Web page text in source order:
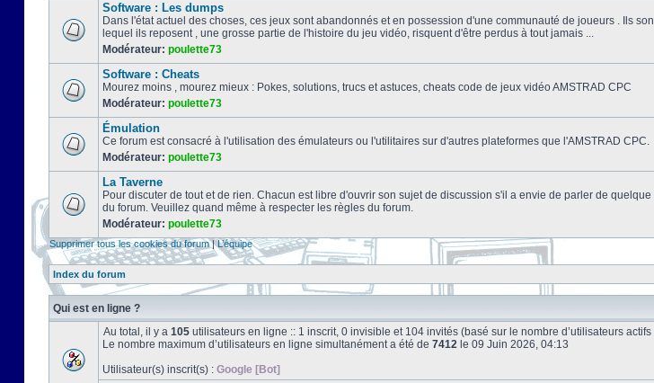
Software : Les dumps
Dans l'état actuel des choses, ces jeux sont abandonnés et en possession d'une communauté de joueurs . Ils
lequel ils reposent , une grosse partie de l'histoire du jeu vidéo, risquent d'être perdus à tout jamais ...
Modérateur: poulette73
Software : Cheats
Mourez moins , mourez mieux : Pokes, solutions, trucs et astuces, cheats code de jeux vidéo AMSTRAD CPC
Modérateur: poulette73
Émulation
Ce forum est consacré à l'utilisation des émulateurs ou l'utilitaires sur d'autres plateformes que l'AMSTRAD CPC.
Modérateur: poulette73
La Taverne
Pour discuter de tout et de rien. Chacun est libre d'ouvrir son sujet de discussion s'il a envie de parler de
du forum. Veuillez quand même à respecter les règles du forum.
Modérateur: poulette73
Supprimer tous les cookies du forum|L’équipe
Index du forum
Qui est en ligne ?
Au total, il y a 105 utilisateurs en ligne :: 1 inscrit, 0 invisible et 104 invités (basé sur le nombre d’utilisateurs
Le nombre maximum d’utilisateurs en ligne simultanément a été de 7412 le 09 Juin 2026, 04:13
Utilisateur(s) inscrit(s) : Google [Bot]